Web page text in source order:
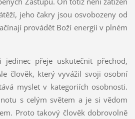
jeho čakry jsou osvobozeny od
provádět Boží energii v plném
jedinec přeje uskutečnit přechod,
člověk, který vyvážil svoji osobní
myslet v kategoriích osobnosti.
s celým světem a je si vědom
Proto takový člověk dobrovolně